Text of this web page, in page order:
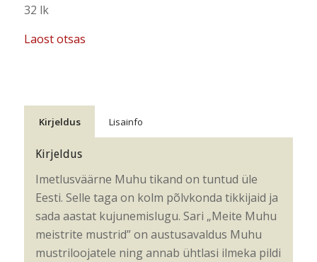
32 lk
Laost otsas
Kirjeldus Lisainfo
Kirjeldus
Imetlusväärne Muhu tikand on tuntud üle
Eesti. Selle taga on kolm põlvkonda tikkijaid ja
sada aastat kujunemislugu. Sari „Meite Muhu
meistrite mustrid” on austusavaldus Muhu
mustriloojatele ning annab ühtlasi ilmeka pildi